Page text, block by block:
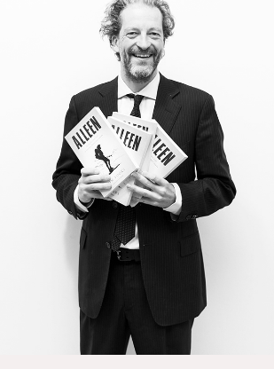
BOOK LAUNCH STEDELIJK MUSEUM
2018